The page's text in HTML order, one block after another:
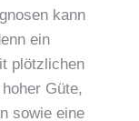
kann
ein
plötzlichen
Güte,
sowie eine